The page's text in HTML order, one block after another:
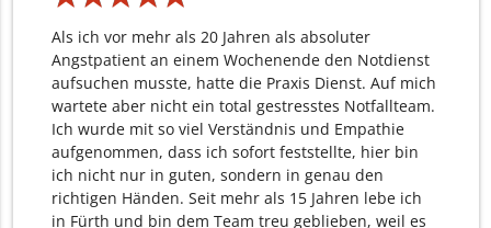
Als ich vor mehr als 20 Jahren als absoluter
Angstpatient an einem Wochenende den Notdienst
aufsuchen musste, hatte die Praxis Dienst. Auf mich
wartete aber nicht ein total gestresstes Notfallteam.
Ich wurde mit so viel Verständnis und Empathie
aufgenommen, dass ich sofort feststellte, hier bin
ich nicht nur in guten, sondern in genau den
richtigen Händen. Seit mehr als 15 Jahren lebe ich
in Fürth und bin dem Team treu geblieben, weil es